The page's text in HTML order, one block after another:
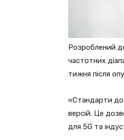
Розроблений
частотних
тижня після
«Стандарти
версій. Це
для 5G та